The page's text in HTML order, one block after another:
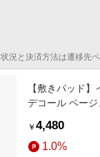
ラ
況と決済方法は遷移先
【敷きパッド
デコール ベージ
￥ 4,480
1.0%